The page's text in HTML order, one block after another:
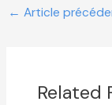
← Article
Related